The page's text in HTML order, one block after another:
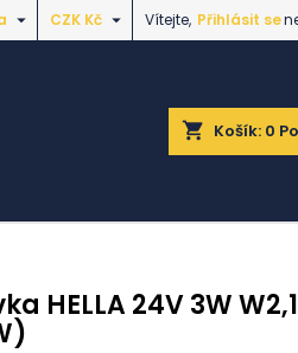
Vítejte, Přihlásit se
CZK Kč 

shopping_cart Košík: 0
HELLA 24V 3W